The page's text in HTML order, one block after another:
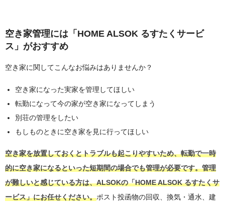
空き家管理には「HOME ALSOK るすたくサービ
ス」がおすすめ
空き家に関してこんなお悩みはありませんか？
空き家になった実家を管理してほしい
転勤になって今の家が空き家になってしまう
別荘の管理をしたい
もしものときに空き家を見に行ってほしい
空き家を放置しておくとトラブルも起こりやすいため、転勤で一時
的に空き家になるといった短期間の場合でも管理が必要です。管理
が難しいと感じている方は、ALSOKの「HOME ALSOK るすたくサ
ービス」にお任せください。ポスト投函物の回収、換気・通水、建